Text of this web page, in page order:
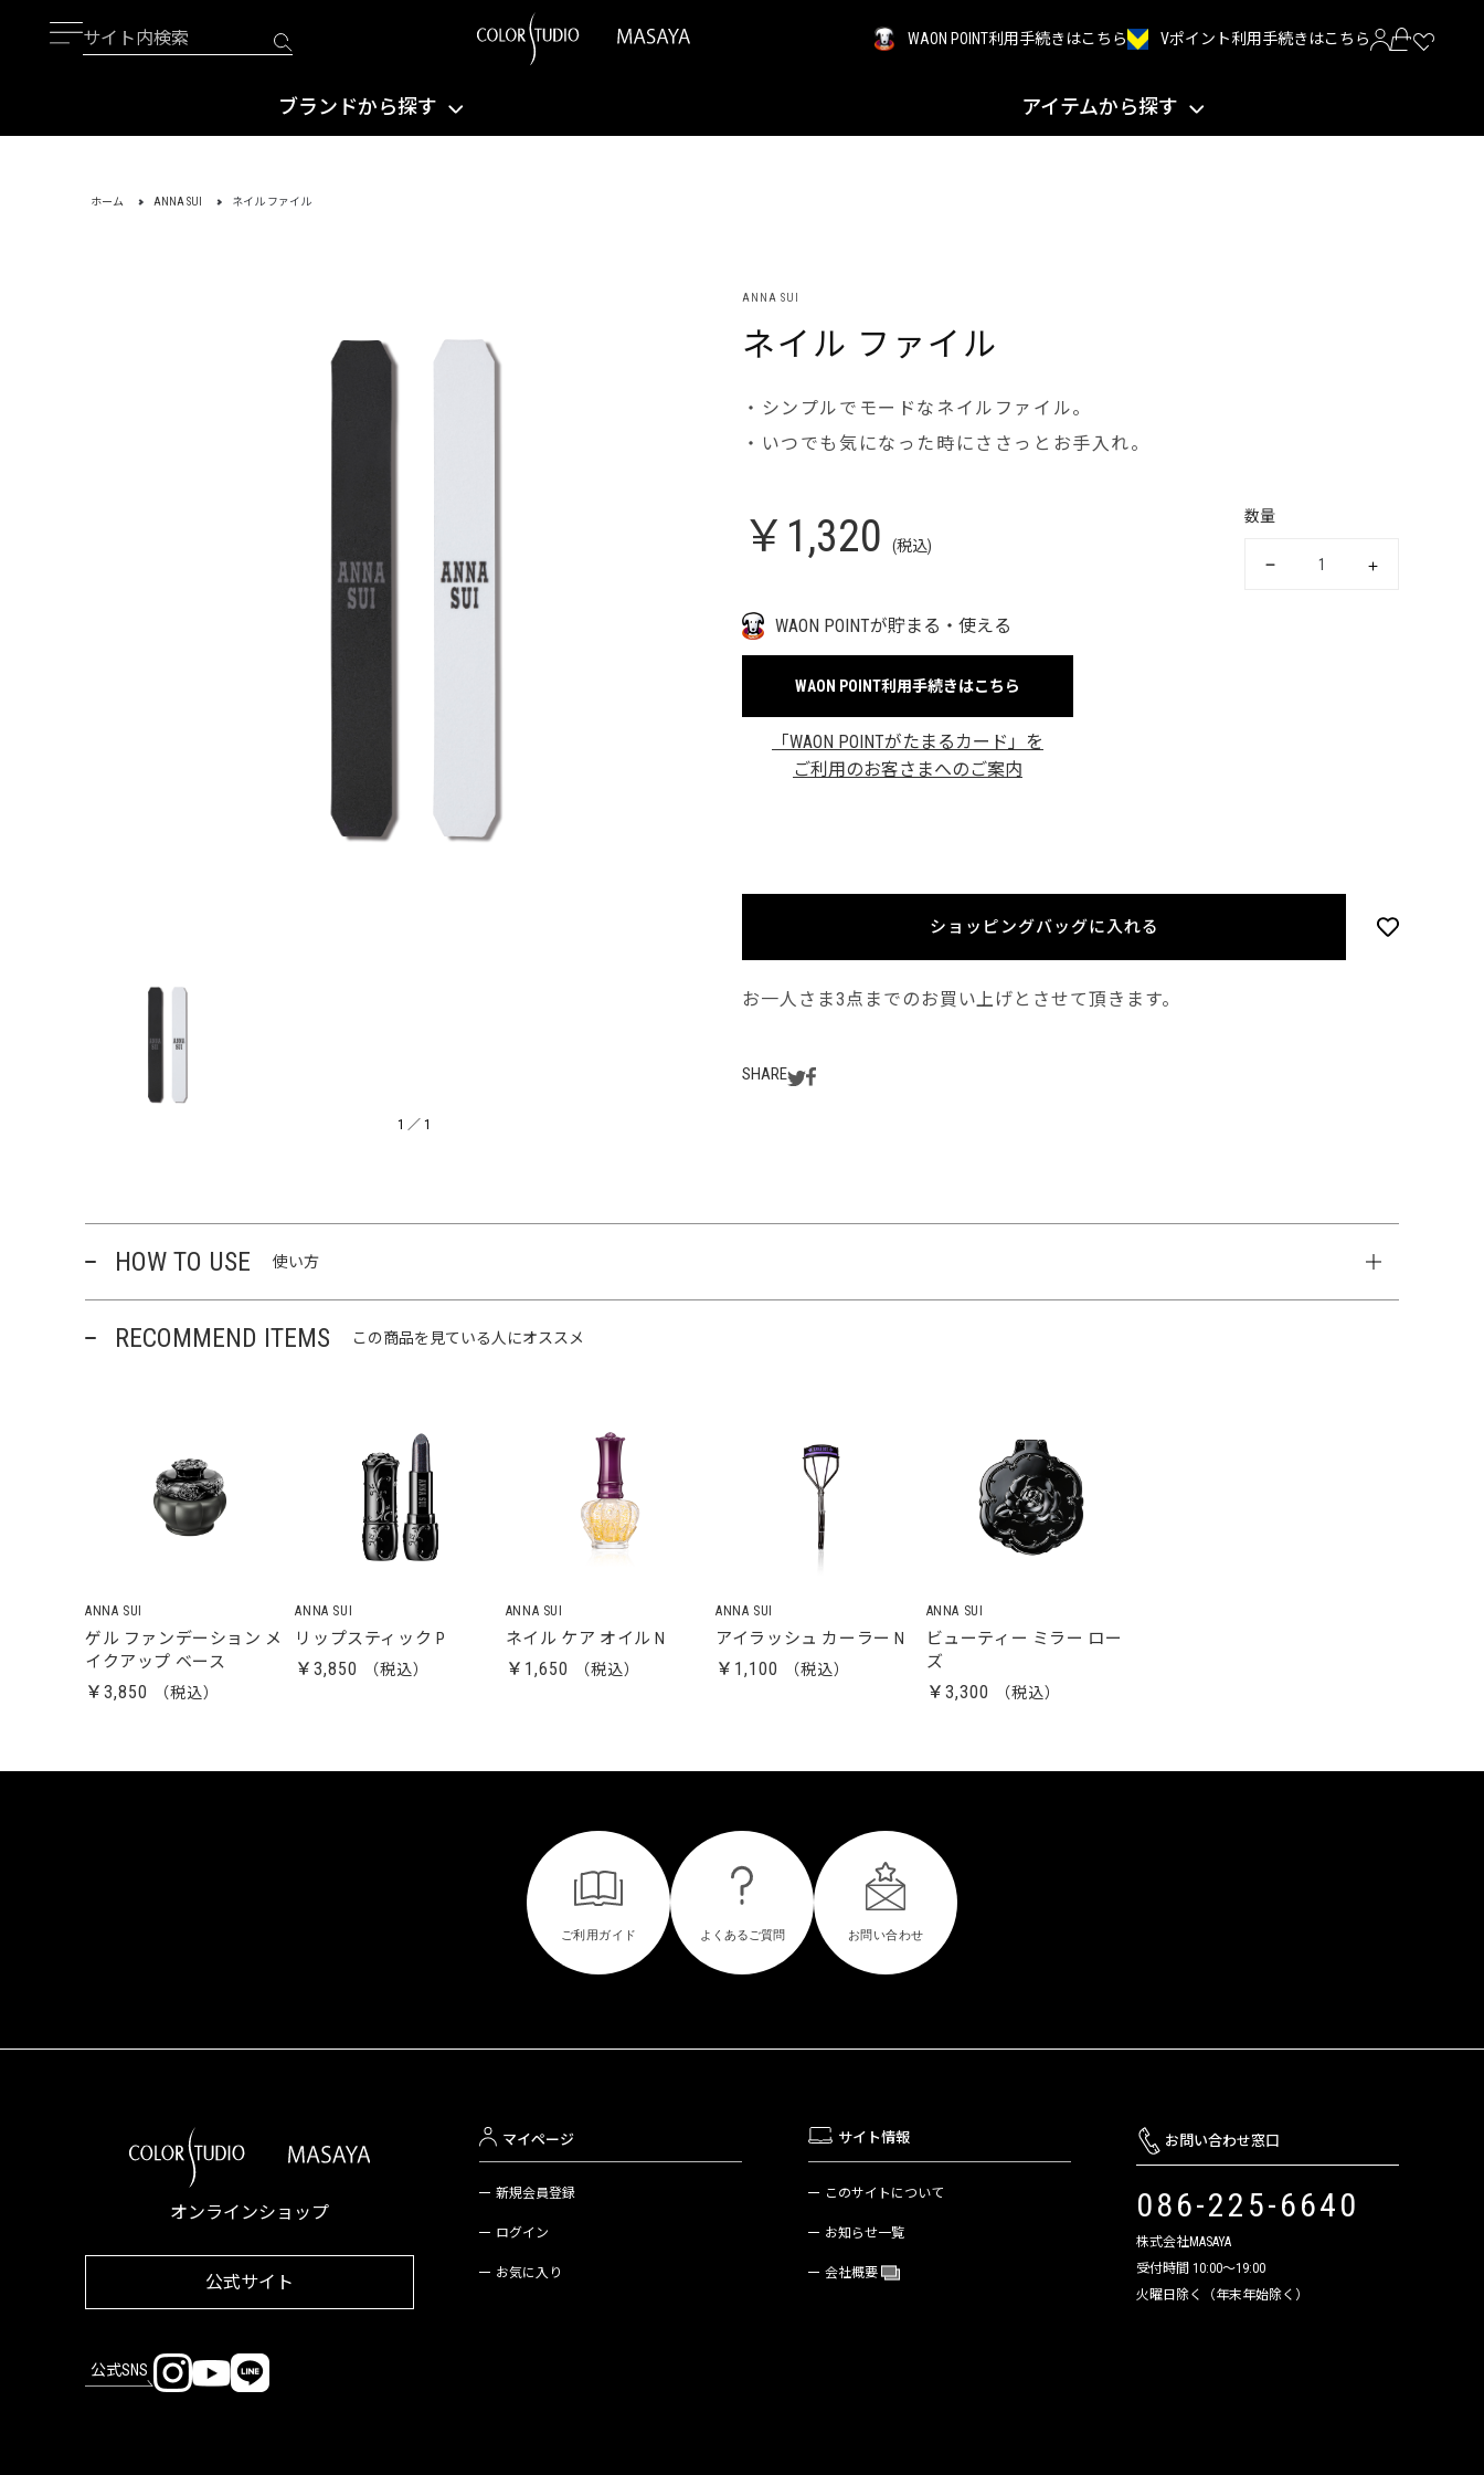
WAON POINT利用手続きはこちら Vポイント利用手続きはこちら
ブランドから探す アイテムから探す
ホーム ANNA SUI ネイル ファイル
1 ／ 1
ANNA SUI
ネイル ファイル
・シンプルでモードなネイルファイル。
・いつでも気になった時にささっとお手入れ。
￥1,320 (税込)
数量
WAON POINTが貯まる・使える
WAON POINT利用手続きはこちら
「WAON POINTがたまるカード」を
ご利用のお客さまへのご案内
ショッピングバッグに入れる
お一人さま3点までのお買い上げとさせて頂きます。
SHARE
HOW TO USE 使い方
RECOMMEND ITEMS この商品を見ている人にオススメ
ANNA SUI
ゲル ファンデーション メ
イクアップ ベース
￥3,850
ANNA SUI
リップスティック P
￥3,850
ANNA SUI
ネイル ケア オイル N
￥1,650
ANNA SUI
アイラッシュ カーラー N
￥1,100
ANNA SUI
ビューティー ミラー ロー
ズ
￥3,300
オンラインショップ
公式サイト
公式SNS
マイページ
新規会員登録
ログイン
お気に入り
サイト情報
このサイトについて
お知らせ一覧
会社概要
お問い合わせ窓口
086-225-6640
株式会社MASAYA
受付時間 10:00～19:00
火曜日除く（年末年始除く）